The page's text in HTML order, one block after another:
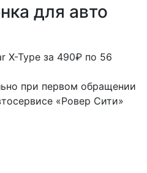
для авто
Type за 490₽ по 56
при первом обращении
«Ровер Сити»